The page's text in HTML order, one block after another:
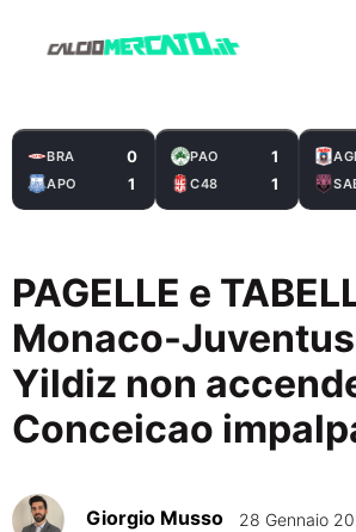
BRA 0
APO 1
PAO 1
C48 1
PAGELLE e
Monaco-
Yildiz non
Conceicao
Giorgio Musso 28 Gennaio